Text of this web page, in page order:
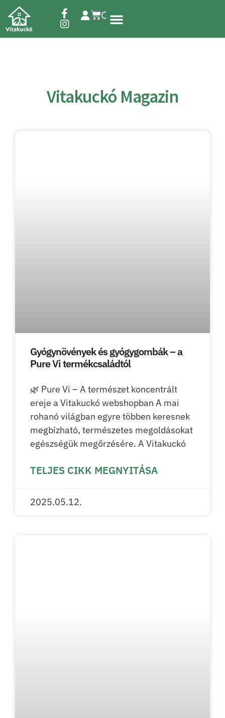
Vitakuckó Magazin
Gyógynövények és gyógygombák – a
Pure Vi termékcsaládtól
🌿 Pure Vi – A természet koncentrált
ereje a Vitakuckó webshopban A mai
rohanó világban egyre többen keresnek
megbízható, természetes megoldásokat
egészségük megőrzésére. A Vitakuckó
TELJES CIKK MEGNYITÁSA
2025.05.12.